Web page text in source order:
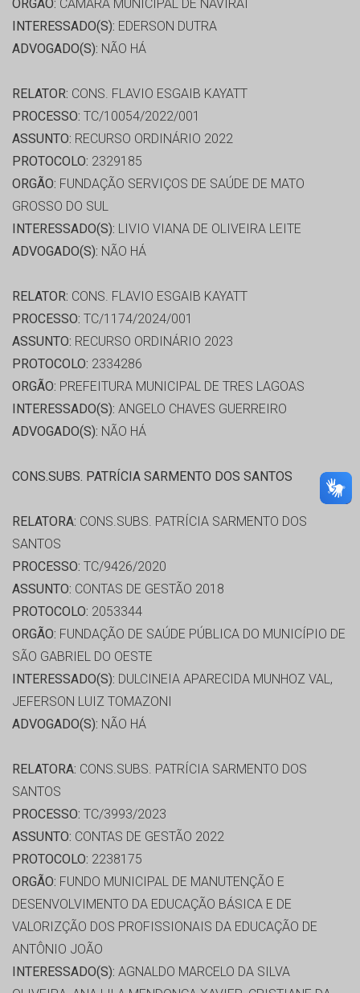
ORGÃO: CÂMARA MUNICIPAL DE NAVIRAI
INTERESSADO(S): EDERSON DUTRA
ADVOGADO(S): NÃO HÁ
RELATOR: CONS. FLAVIO ESGAIB KAYATT
PROCESSO: TC/10054/2022/001
ASSUNTO: RECURSO ORDINÁRIO 2022
PROTOCOLO: 2329185
ORGÃO: FUNDAÇÃO SERVIÇOS DE SAÚDE DE MATO
GROSSO DO SUL
INTERESSADO(S): LIVIO VIANA DE OLIVEIRA LEITE
ADVOGADO(S): NÃO HÁ
RELATOR: CONS. FLAVIO ESGAIB KAYATT
PROCESSO: TC/1174/2024/001
ASSUNTO: RECURSO ORDINÁRIO 2023
PROTOCOLO: 2334286
ORGÃO: PREFEITURA MUNICIPAL DE TRES LAGOAS
INTERESSADO(S): ANGELO CHAVES GUERREIRO
ADVOGADO(S): NÃO HÁ
CONS.SUBS. PATRÍCIA SARMENTO DOS SANTOS
RELATORA: CONS.SUBS. PATRÍCIA SARMENTO DOS
SANTOS
PROCESSO: TC/9426/2020
ASSUNTO: CONTAS DE GESTÃO 2018
PROTOCOLO: 2053344
ORGÃO: FUNDAÇÃO DE SAÚDE PÚBLICA DO MUNICÍPIO DE
SÃO GABRIEL DO OESTE
INTERESSADO(S): DULCINEIA APARECIDA MUNHOZ VAL,
JEFERSON LUIZ TOMAZONI
ADVOGADO(S): NÃO HÁ
RELATORA: CONS.SUBS. PATRÍCIA SARMENTO DOS
SANTOS
PROCESSO: TC/3993/2023
ASSUNTO: CONTAS DE GESTÃO 2022
PROTOCOLO: 2238175
ORGÃO: FUNDO MUNICIPAL DE MANUTENÇÃO E
DESENVOLVIMENTO DA EDUCAÇÃO BÁSICA E DE
VALORIZÇÃO DOS PROFISSIONAIS DA EDUCAÇÃO DE
ANTÔNIO JOÃO
INTERESSADO(S): AGNALDO MARCELO DA SILVA